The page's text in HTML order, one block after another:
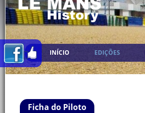
INÍCIO EDIÇÕES
Ficha do Piloto